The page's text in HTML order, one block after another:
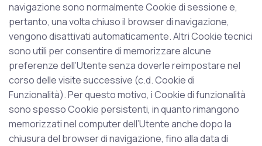
navigazione sono normalmente Cookie di sessione e,
pertanto, una volta chiuso il browser di navigazione,
vengono disattivati automaticamente. Altri Cookie tecnici
sono utili per consentire di memorizzare alcune
preferenze dell’Utente senza doverle reimpostare nel
corso delle visite successive (c.d. Cookie di
Funzionalità). Per questo motivo, i Cookie di funzionalità
sono spesso Cookie persistenti, in quanto rimangono
memorizzati nel computer dell’Utente anche dopo la
chiusura del browser di navigazione, fino alla data di